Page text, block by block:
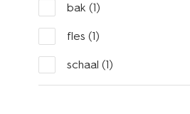
bak (1)
fles (1)
schaal (1)